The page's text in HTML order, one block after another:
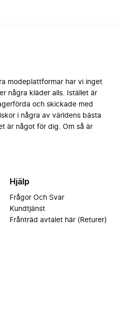
modeplattformar har vi inget
några kläder alls. Istället är
och skickade med
i några av världens bästa
är något för dig. Om så är
Hjälp
Frågor Och Svar
Kundtjänst
Frånträd avtalet här (Returer)